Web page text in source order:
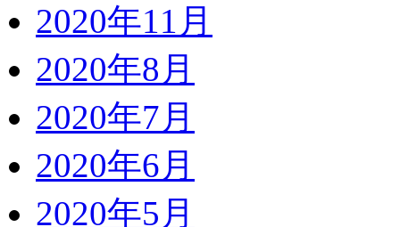
2020年11月
2020年8月
2020年7月
2020年6月
2020年5月